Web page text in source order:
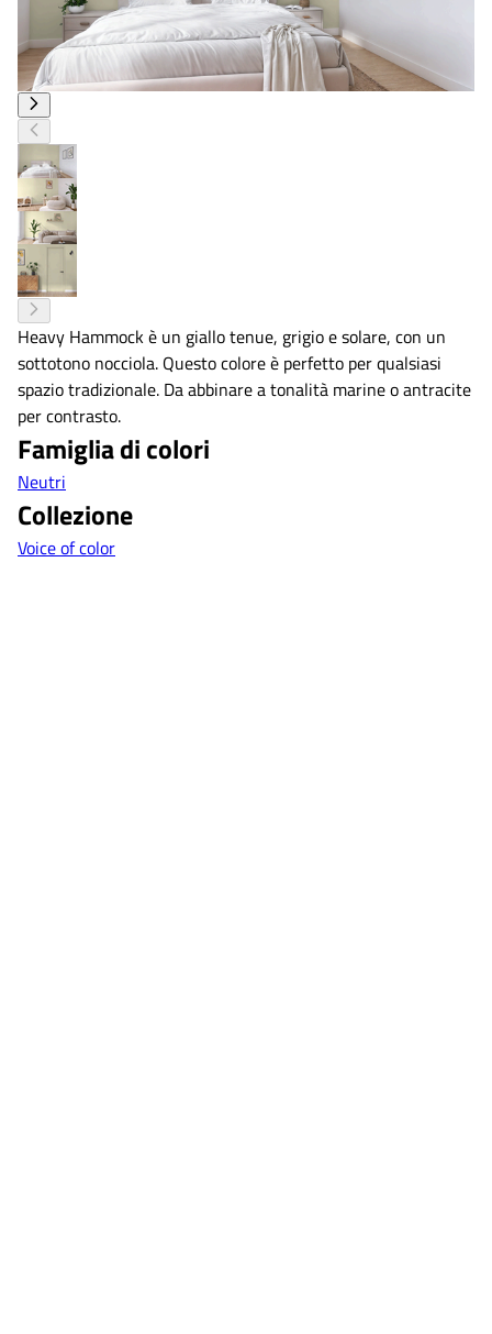
Heavy Hammock è un giallo tenue, grigio e solare, con un
sottotono nocciola. Questo colore è perfetto per qualsiasi
spazio tradizionale. Da abbinare a tonalità marine o antracite
per contrasto.
Famiglia di colori
Neutri
Collezione
Voice of color